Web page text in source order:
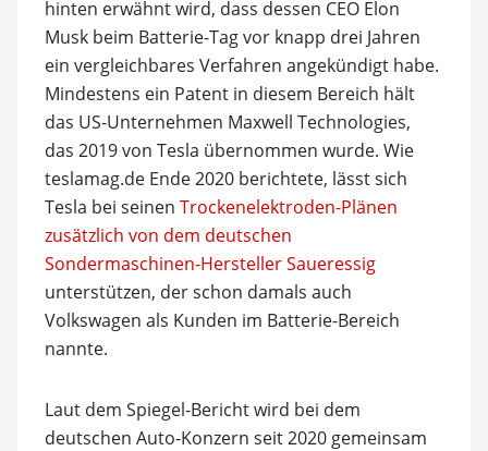
hinten erwähnt wird, dass dessen CEO Elon
Musk beim Batterie-Tag vor knapp drei Jahren
ein vergleichbares Verfahren angekündigt habe.
Mindestens ein Patent in diesem Bereich hält
das US-Unternehmen Maxwell Technologies,
das 2019 von Tesla übernommen wurde. Wie
teslamag.de Ende 2020 berichtete, lässt sich
Tesla bei seinen Trockenelektroden-Plänen
zusätzlich von dem deutschen
Sondermaschinen-Hersteller Saueressig
unterstützen, der schon damals auch
Volkswagen als Kunden im Batterie-Bereich
nannte.
Laut dem Spiegel-Bericht wird bei dem
deutschen Auto-Konzern seit 2020 gemeinsam